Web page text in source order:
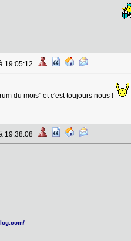
19:05:12
du mois" et c'est toujours nous !
19:38:08